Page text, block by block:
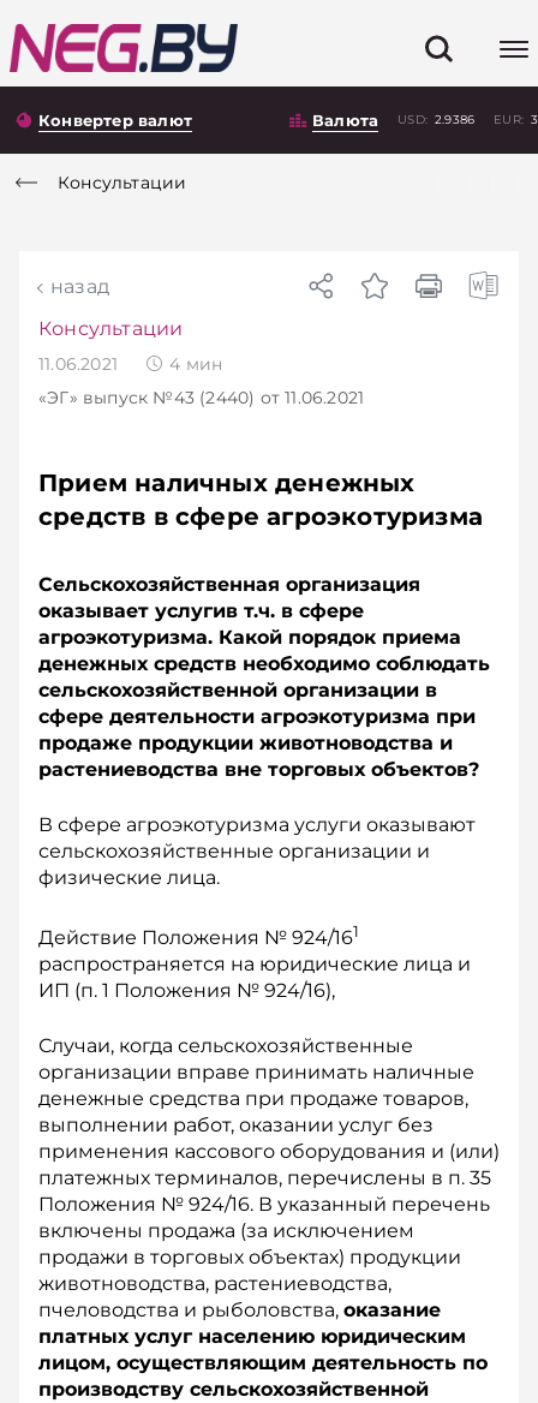
Конвертер валют Валюта USD: 2.9386 EUR:
Консультации
назад
Консультации
11.06.2021 4 мин
«ЭГ» выпуск №43 (2440) от 11.06.2021
Прием наличных денежных
средств в сфере агроэкотуризма
Сельскохозяйственная организация
оказывает услугив т.ч. в сфере
агроэкотуризма. Какой порядок приема
денежных средств необходимо соблюдать
сельскохозяйственной организации в
сфере деятельности агроэкотуризма при
продаже продукции животноводства и
растениеводства вне торговых объектов?
В сфере агроэкотуризма услуги оказывают
сельскохозяйственные организации и
физические лица.
Действие Положения № 924/161
распространяется на юридические лица и
ИП (п. 1 Положения № 924/16),
Случаи, когда сельскохозяйственные
организации вправе принимать наличные
денежные средства при продаже товаров,
выполнении работ, оказании услуг без
применения кассового оборудования и (или)
платежных терминалов, перечислены в п. 35
Положения № 924/16. В указанный перечень
включены продажа (за исключением
продажи в торговых объектах) продукции
животноводства, растениеводства,
пчеловодства и рыболовства, оказание
платных услуг населению юридическим
лицом, осуществляющим деятельность по
производству сельскохозяйственной